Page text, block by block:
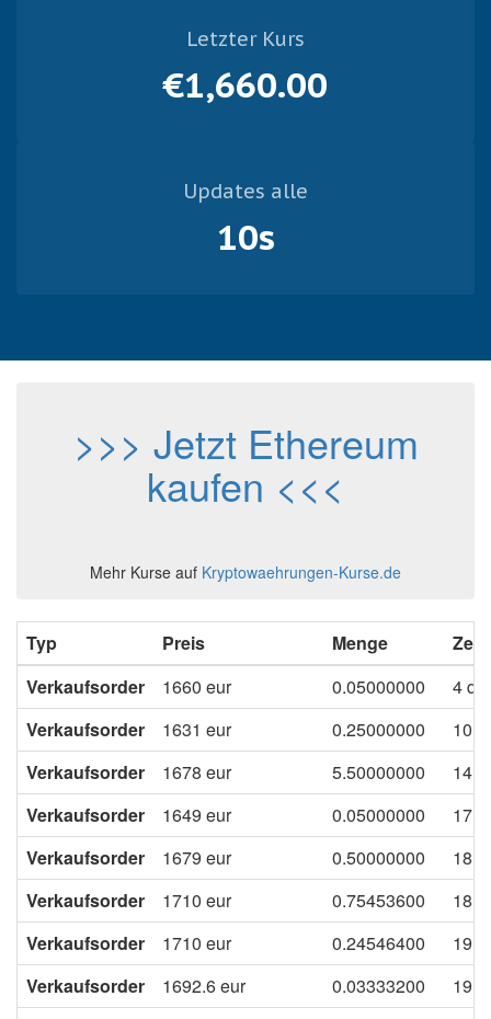
Letzter Kurs
€1,660.00
Updates alle
10s
>>> Jetzt Ethereum
kaufen <<<
Mehr Kurse auf Kryptowaehrungen-Kurse.de
Typ Preis Menge
Zeit
Verkaufsorder
1660 eur 0.05000000
4
Verkaufsorder
1631 eur 0.25000000
10
Verkaufsorder
1678 eur 5.50000000
14
Verkaufsorder
1649 eur 0.05000000
17
Verkaufsorder
1679 eur 0.50000000
18
Verkaufsorder
1710 eur 0.75453600
18
Verkaufsorder
1710 eur 0.24546400
19
Verkaufsorder
1692.6eur 0.03333200
19